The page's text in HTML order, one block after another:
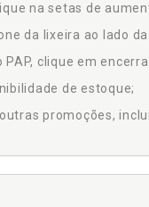
na setas de
da lixeira ao lado
clique em
de estoque;
promoções,